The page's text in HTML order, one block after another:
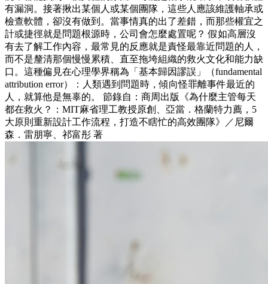
有漏洞。接著揪出某個人或某個團隊，這些人應該維護軸承或
檢查軟體，卻沒有做到。當事情真的出了差錯，而那些權宜之
計或捷徑就是問題根源時，公司會怎麼處置呢？ 假如高層沒
有去了解工作內容，最常見的反應就是責怪最靠近問題的人，
而不是釐清那個慢慢累積、直至拖垮組織的救火文化和能力缺
口。這種偏見在心理學界稱為「基本歸因謬誤」（fundamental
attribution error）：人類遇到問題時，傾向怪罪離事件最近的
人，就算他是無辜的。 節錄自：商周出版《為什麼主管每天
都在救火？：MIT麻省理工教授原創、亞當．格蘭特力薦，5
大原則重新設計工作流程，打造不瞎忙的高效團隊》／尼爾
森．雷朋寧、祁富彤 著